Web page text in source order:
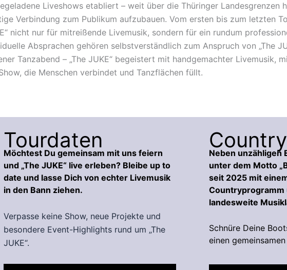
Liveshows etabliert – weit über die Thüringer Landesgrenzen
Verbindung zum Publikum aufzubauen. Vom ersten bis zum letzten
nicht nur für mitreißende Livemusik, sondern für ein rundum
Absprachen gehören selbstverständlich zum Anspruch von „The
Tanzabend – „The JUKE“ begeistert mit handgemachter Livemusik,
die Menschen verbindet und Tanzflächen füllt.
Tourdaten
Möchtest Du gemeinsam mit uns feiern
und „The JUKE“ live erleben? Bleibe up to
date und lasse Dich von echter Livemusik
in den Bann ziehen.
Verpasse keine Show, neue Projekte und
besondere Event-Highlights rund um „The
JUKE“.
Neben unzähligen
unter dem Motto
seit 2025 mit
Countryprogramm
landesweite
Schnüre Deine
einen